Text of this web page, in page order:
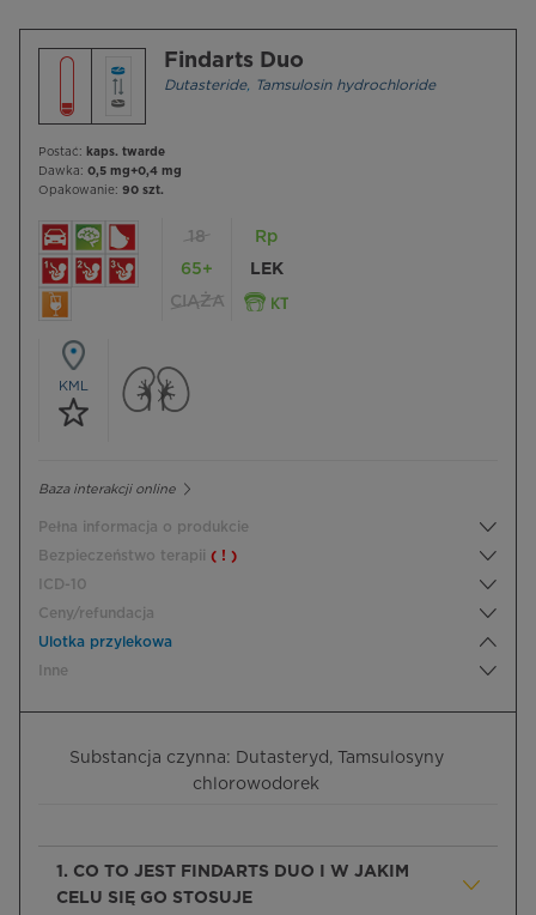
Findarts Duo
Dutasteride, Tamsulosin hydrochloride
Postać: kaps. twarde
Dawka: 0,5 mg+0,4 mg
Opakowanie: 90 szt.
18
65+
CIĄŻA
Rp
LEK
KML
Baza interakcji online
Pełna informacja o produkcie
Bezpieczeństwo terapii ( ! )
ICD-10
Ceny/refundacja
Ulotka przylekowa
Inne
Substancja czynna: Dutasteryd, Tamsulosyny
chlorowodorek
1. CO TO JEST FINDARTS DUO I W JAKIM
CELU SIĘ GO STOSUJE